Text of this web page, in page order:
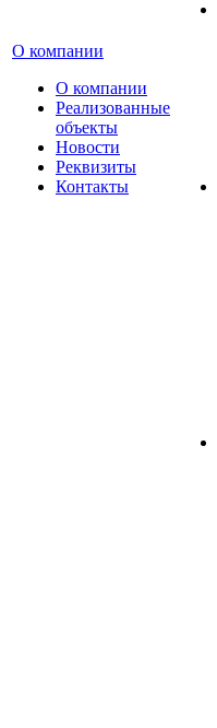
О компании
О компании
Реализованные
объекты
Новости
Реквизиты
Контакты